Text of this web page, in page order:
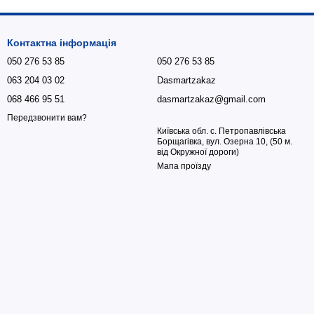
Контактна інформація
050 276 53 85
063 204 03 02
068 466 95 51
Передзвонити вам?
050 276 53 85
Dasmartzakaz
dasmartzakaz@gmail.com
Київська обл. с. Петропавлівська
Борщагівка, вул. Озерна 10, (50 м.
від Окружної дороги)
Мапа проїзду